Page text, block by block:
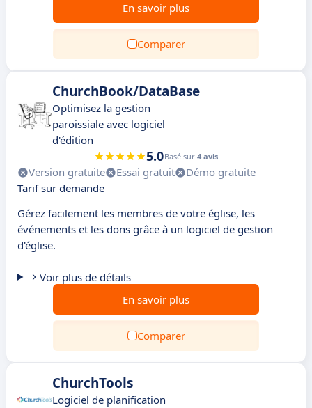
En savoir plus
Comparer
ChurchBook/DataBase
Optimisez la gestion
paroissiale avec logiciel
d'édition
5.0Basé sur 4 avis
Version gratuite Essai gratuit
Démo gratuite
Tarif sur demande
Gérez facilement les membres de votre église, les
événements et les dons grâce à un logiciel de gestion
d'église.
Voir plus de détails
En savoir plus
Comparer
ChurchTools
Logiciel de planification